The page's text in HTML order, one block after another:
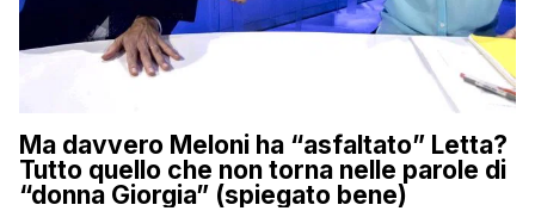
Ma davvero Meloni ha “asfaltato” Letta?
Tutto quello che non torna nelle parole di
“donna Giorgia” (spiegato bene)